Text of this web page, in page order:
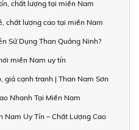
chất lượng tại miền Nam
chất lượng cao tại miền Nam
Sử Dụng Than Quảng Ninh?
miền Nam uy tín
giá cạnh tranh | Than Nam Sơn
Nhanh Tại Miền Nam
Nam Uy Tín – Chất Lượng Cao